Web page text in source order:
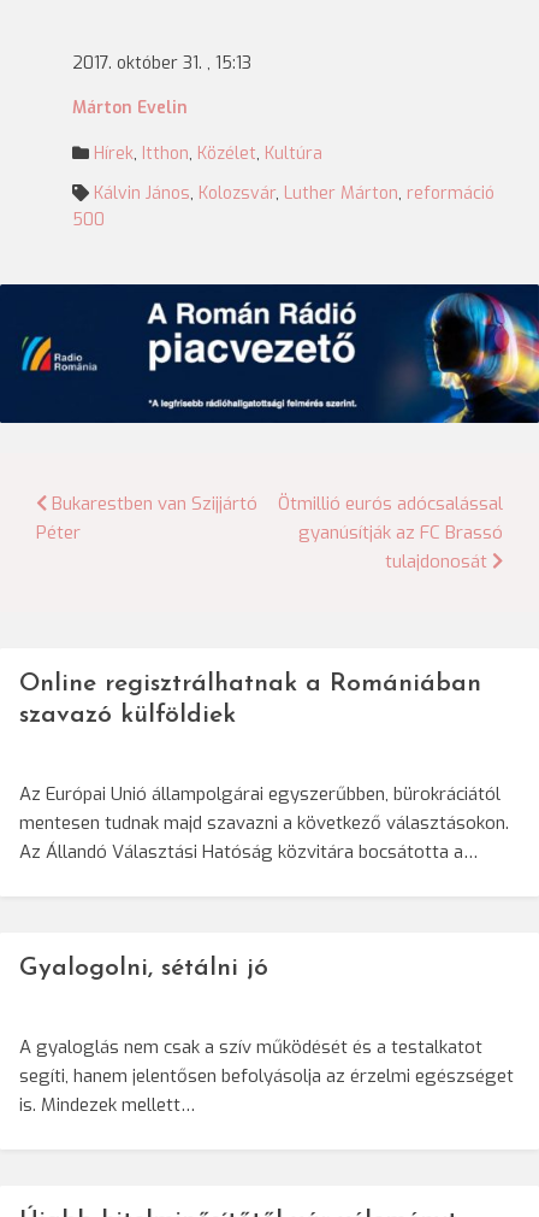
2017. október 31. , 15:13
Márton Evelin
Hírek, Itthon, Közélet, Kultúra
Kálvin János, Kolozsvár, Luther Márton, reformáció
500
Bejegyzés
Bukarestben van Szijjártó
Péter
Ötmillió eurós adócsalással
gyanúsítják az FC Brassó
tulajdonosát
Online regisztrálhatnak a Romániában
szavazó külföldiek
Az Európai Unió állampolgárai egyszerűbben, bürokráciától
mentesen tudnak majd szavazni a következő választásokon.
Az Állandó Választási Hatóság közvitára bocsátotta a…
Gyalogolni, sétálni jó
A gyaloglás nem csak a szív működését és a testalkatot
segíti, hanem jelentősen befolyásolja az érzelmi egészséget
is. Mindezek mellett…